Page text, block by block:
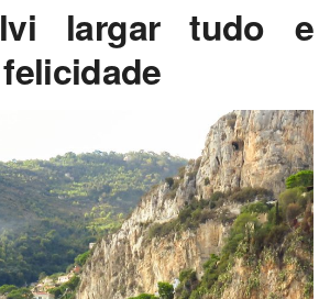
largar tudo e